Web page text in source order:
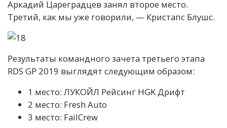
Аркадий Цареградцев занял второе место.
Третий, как мы уже говорили, — Кристапс Блушс.
Результаты командного зачета третьего этапа
RDS GP 2019 выглядят следующим образом:
1 место: ЛУКОЙЛ Рейсинг HGK Дрифт
2 место: Fresh Auto
3 место: FailCrew